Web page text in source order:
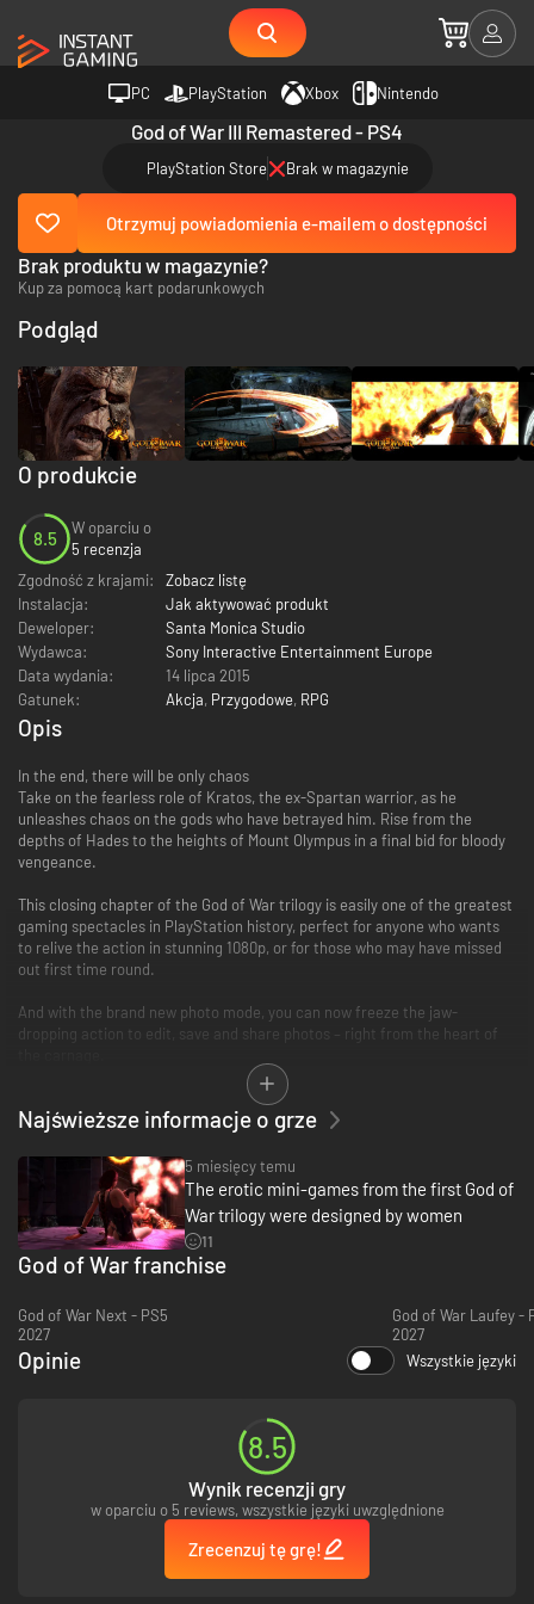
PC PlayStation Xbox Nintendo
God of War III Remastered - PS4
PlayStation Store Brak w magazynie
Otrzymuj powiadomienia e-mailem o dostępności
Brak produktu w magazynie?
Kup za pomocą kart podarunkowych
O produkcie
8.5
W oparciu o
5 recenzja
Zgodność z krajami:
Zobacz listę
Instalacja:
Jak aktywować produkt
Deweloper:
Santa Monica Studio
Wydawca:
Sony Interactive Entertainment Europe
Data wydania:
14 lipca 2015
Gatunek:
Akcja, Przygodowe, RPG
Podgląd
Opis
In the end, there will be only chaos
Take on the fearless role of Kratos, the ex-Spartan warrior, as he
unleashes chaos on the gods who have betrayed him. Rise from the
depths of Hades to the heights of Mount Olympus in a final bid for bloody
vengeance.
This closing chapter of the God of War trilogy is easily one of the greatest
gaming spectacles in PlayStation history, perfect for anyone who wants
to relive the action in stunning 1080p, or for those who may have missed
out first time round.
And with the brand new photo mode, you can now freeze the jaw-
dropping action to edit, save and share photos – right from the heart of
• All previous DLC costumes and content included.
Najświeższe informacje o grze
5 miesięcy temu
The erotic mini-games from the first God of
War trilogy were designed by women
11
God of War franchise
God of War Next - PS5
2027
God of War Laufey -
2027
Opinie Wszystkie języki
8.5
Wynik recenzji gry
w oparciu o 5 reviews, wszystkie języki uwzględnione
Zrecenzuj tę grę!